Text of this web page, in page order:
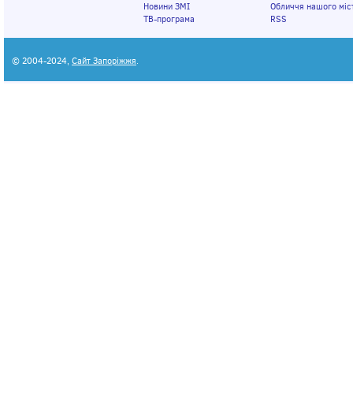
Новини ЗМІ
ТВ-програма
Обличчя нашого
RSS
© 2004-2024, Сайт Запоріжжя.